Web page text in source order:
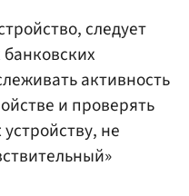
следует
активность
и проверять
не